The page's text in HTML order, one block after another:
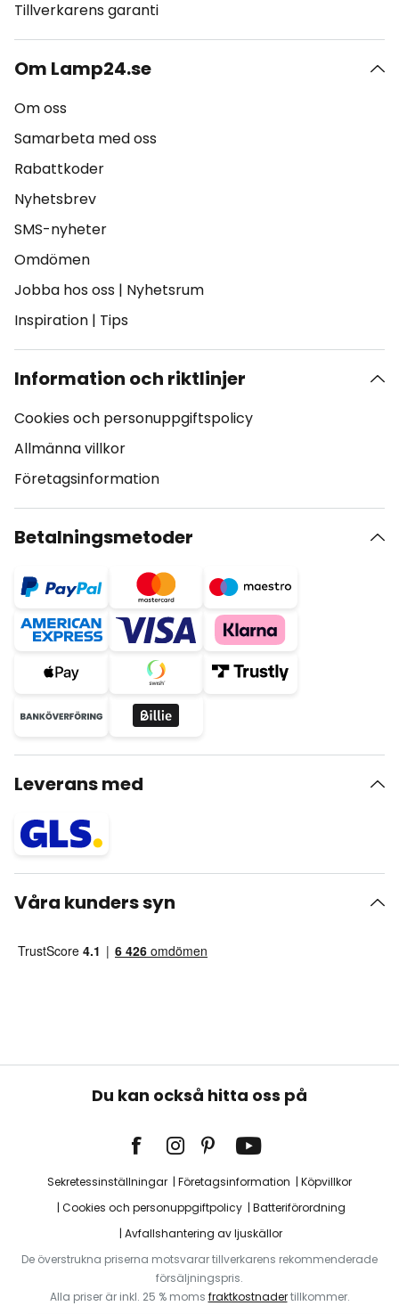
Tillverkarens garanti
Om Lamp24.se
Om oss
Samarbeta med oss
Rabattkoder
Nyhetsbrev
SMS-nyheter
Omdömen
Jobba hos oss | Nyhetsrum
Inspiration | Tips
Information och riktlinjer
Cookies och personuppgiftspolicy
Allmänna villkor
Företagsinformation
Betalningsmetoder
Leverans med
Våra kunders syn
Du kan också hitta oss på
Sekretessinställningar Företagsinformation
Köpvillkor
Cookies och personuppgiftpolicy
Batteriförordning
Avfallshantering av ljuskällor
De överstrukna priserna motsvarar tillverkarens rekommenderade
försäljningspris.
Alla priser är inkl. 25 % moms fraktkostnadertillkommer.